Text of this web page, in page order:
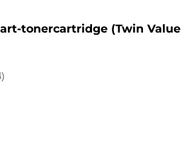
tonercartridge (Twin Value